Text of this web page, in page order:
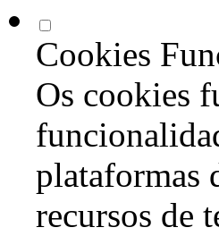
Cookies
Os cookies
plataformas
recursos de